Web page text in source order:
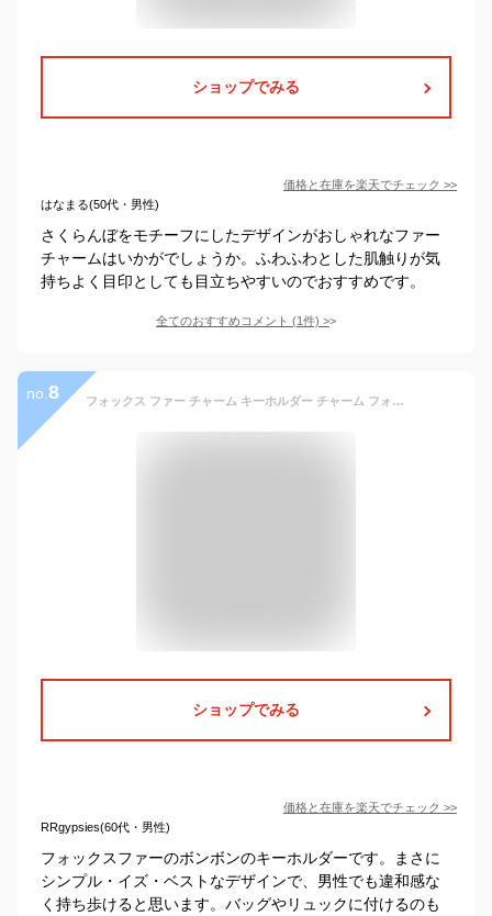
ショップでみる
価格と在庫を楽天でチェック >>
はなまる(50代・男性)
さくらんぼをモチーフにしたデザインがおしゃれなファー
チャームはいかがでしょうか。ふわふわとした肌触りが気
持ちよく目印としても目立ちやすいのでおすすめです。
全てのおすすめコメント (1件) >
no. 8 フォックス ファー チャーム キーホルダー チャーム フォックス ファー ボンボン キーチェーン ファー チャーム 可愛い ふわふわ ポンポン ストラップ リアル ミセス ファッション 毛玉 カバン 携帯 鍵 自動車飾り ファー小物 ギフト
ショップでみる
価格と在庫を楽天でチェック >>
RRgypsies(60代・男性)
フォックスファーのボンボンのキーホルダーです。まさに
シンプル・イズ・ベストなデザインで、男性でも違和感な
く持ち歩けると思います。バッグやリュックに付けるのも